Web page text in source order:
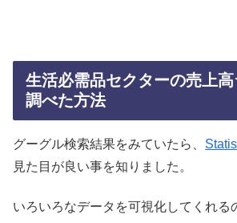
生活必需品セクターの売上
調べた方法
グーグル検索結果をみていたら、
見た目が良い事を知りました。
いろいろなデータを可視化してくれる